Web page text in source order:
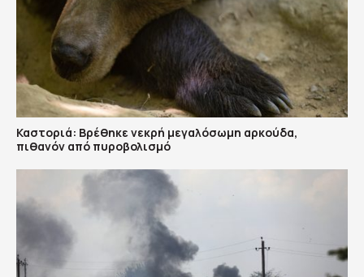
Καστοριά: Βρέθηκε νεκρή μεγαλόσωμη αρκούδα,
πιθανόν από πυροβολισμό